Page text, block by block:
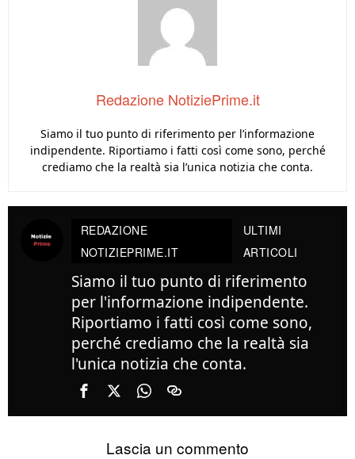
Redazione NotiziePrime.it
Siamo il tuo punto di riferimento per l’informazione
indipendente. Riportiamo i fatti così come sono, perché
crediamo che la realtà sia l’unica notizia che conta.
REDAZIONE
NOTIZIEPRIME.IT
ULTIMI
ARTICOLI
Siamo il tuo punto di riferimento
per l'informazione indipendente.
Riportiamo i fatti così come sono,
perché crediamo che la realtà sia
l'unica notizia che conta.
Lascia un commento